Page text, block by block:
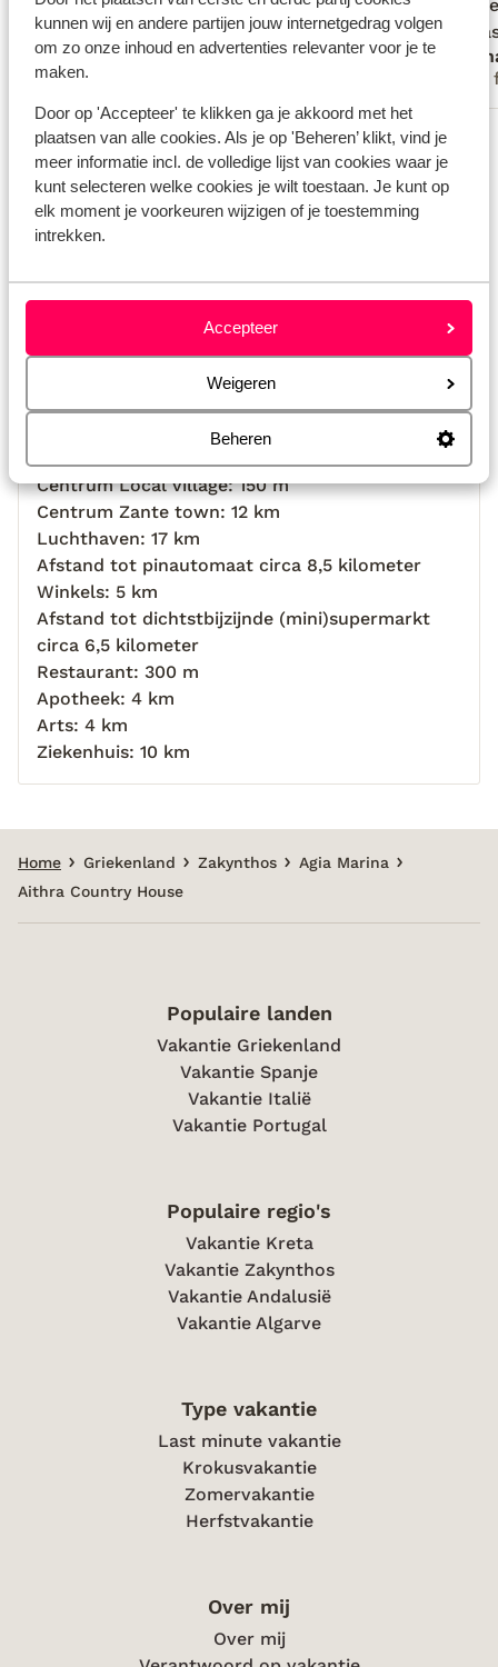
kunnen wij en andere partijen jouw internetgedrag volgen
om zo onze inhoud en advertenties relevanter voor je te
maken.
Door op 'Accepteer' te klikken ga je akkoord met het
plaatsen van alle cookies. Als je op 'Beheren’ klikt, vind je
meer informatie incl. de volledige lijst van cookies waar je
kunt selecteren welke cookies je wilt toestaan. Je kunt op
elk moment je voorkeuren wijzigen of je toestemming
intrekken.
Accepteer
Weigeren
Beheren
en een heel lekker lokaal dessert. Ook
stond er een mand vol fruit klaar. Maria
geeft je allerhande tips om het eiland te
ontdekken. Kortom, op alle vlakken een
echte aanrader.
en een heel lekker lokaal dessert. Ook
stond...meer
Anoniem
Met familie
ons.
Het
als je
in 20
ons.
Bekijk alle 19 ervaringen
Locatie
Bekijk op kaart
Centrum Local village: 150 m
Centrum Zante town: 12 km
Luchthaven: 17 km
Afstand tot pinautomaat circa 8,5 kilometer
Winkels: 5 km
Afstand tot dichtstbijzijnde (mini)supermarkt
circa 6,5 kilometer
Restaurant: 300 m
Apotheek: 4 km
Arts: 4 km
Ziekenhuis: 10 km
Home Griekenland Zakynthos
Agia Marina
Aithra Country House
Populaire landen
Vakantie Griekenland
Vakantie Spanje
Vakantie Italië
Vakantie Portugal
Populaire regio's
Vakantie Kreta
Vakantie Zakynthos
Vakantie Andalusië
Vakantie Algarve
Type vakantie
Last minute vakantie
Krokusvakantie
Zomervakantie
Herfstvakantie
Over mij
Over mij